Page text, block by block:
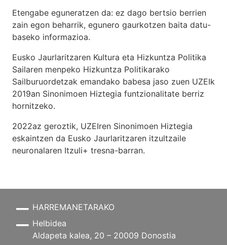
Etengabe eguneratzen da: ez dago bertsio berrien
zain egon beharrik, egunero gaurkotzen baita datu-
baseko informazioa.
Eusko Jaurlaritzaren Kultura eta Hizkuntza Politika
Sailaren menpeko Hizkuntza Politikarako
Sailburuordetzak emandako babesa jaso zuen UZEIk
2019an Sinonimoen Hiztegia funtzionalitate berriz
hornitzeko.
2022az geroztik, UZEIren Sinonimoen Hiztegia
eskaintzen da Eusko Jaurlaritzaren itzultzaile
neuronalaren Itzuli+ tresna-barran.
HARREMANETARAKO
Helbidea
Aldapeta kalea, 20 – 20009 Donostia